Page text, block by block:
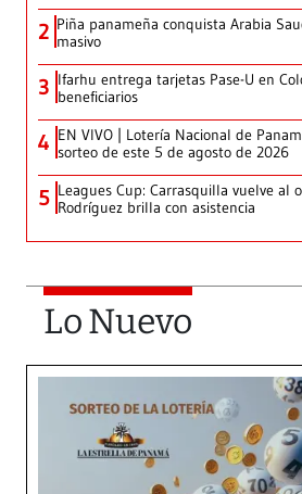
2 Piña panameña conquista Arabia
masivo
3 Ifarhu entrega tarjetas Pase-U en
beneficiarios
4 EN VIVO | Lotería Nacional de
sorteo de este 5 de agosto de 2026
5 Leagues Cup: Carrasquilla vuelve al
Rodríguez brilla con asistencia
Lo Nuevo